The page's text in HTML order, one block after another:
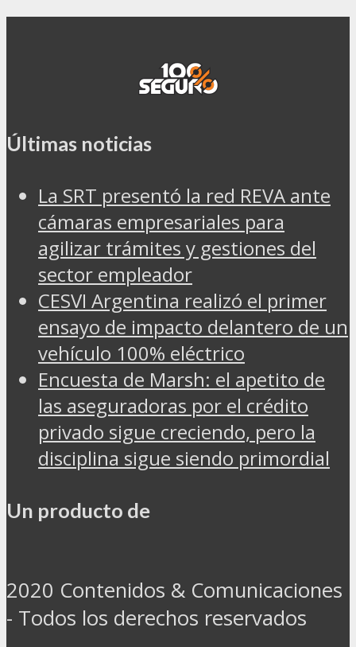
Últimas noticias
La SRT presentó la red REVA ante
cámaras empresariales para
agilizar trámites y gestiones del
sector empleador
CESVI Argentina realizó el primer
ensayo de impacto delantero de un
vehículo 100% eléctrico
Encuesta de Marsh: el apetito de
las aseguradoras por el crédito
privado sigue creciendo, pero la
disciplina sigue siendo primordial
Un producto de
2020 Contenidos & Comunicaciones
- Todos los derechos reservados